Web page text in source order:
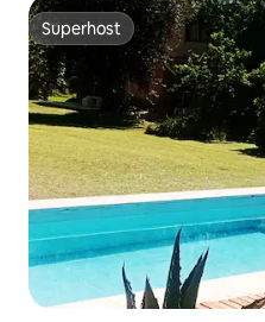
Superhost
Superhost